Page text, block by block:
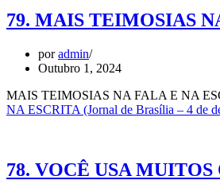
79. MAIS TEIMOSIAS
poradmin
Outubro 1, 2024
MAIS TEIMOSIAS NA FALA E NA
NA ESCRITA (Jornal de Brasília – 4 de
78. VOCÊ USA MUITOS